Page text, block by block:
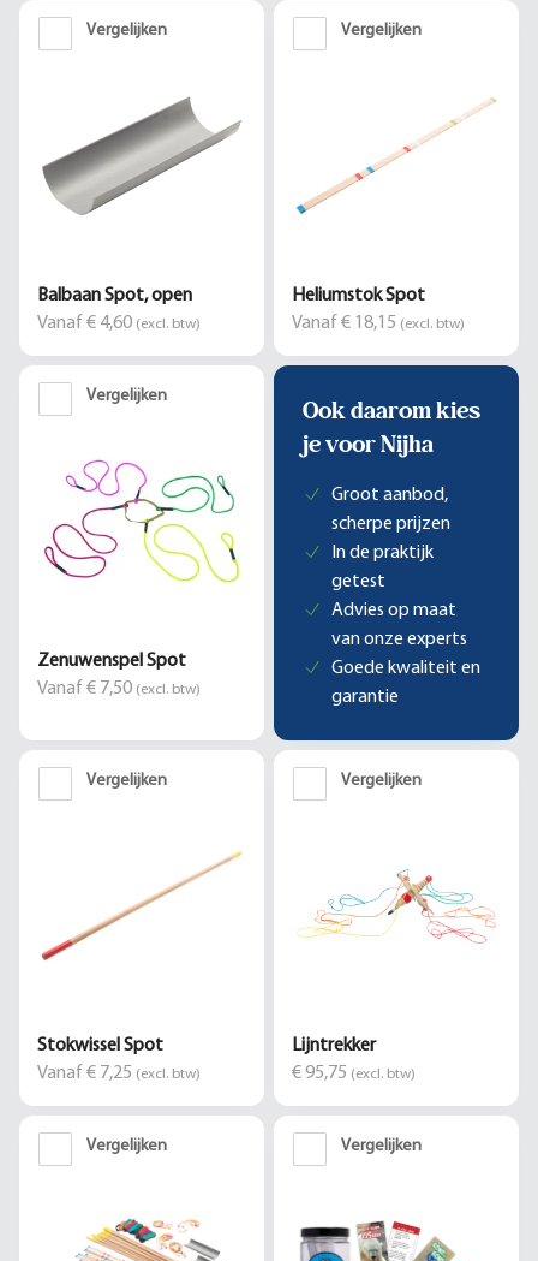
Vergelijken
Balbaan Spot, open
Vanaf € 4,60 (excl. btw)
Vergelijken
Heliumstok Spot
Vanaf € 18,15 (excl. btw)
Vergelijken
Zenuwenspel Spot
Vanaf € 7,50 (excl. btw)
Ook daarom kies
je voor Nijha
Groot aanbod,
scherpe prijzen
In de praktijk
getest
Advies op maat
van onze experts
Goede kwaliteit en
garantie
Vergelijken
Stokwissel Spot
Vanaf € 7,25 (excl. btw)
Vergelijken
Lijntrekker
€ 95,75 (excl. btw)
Vergelijken Vergelijken